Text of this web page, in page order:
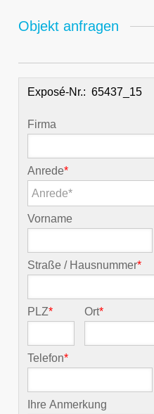
Objekt anfragen
Exposé-Nr.:
Firma
Anrede*
Anrede*
Vorname
Straße / Hausnummer*
PLZ* Ort*
Telefon*
Ihre Anmerkung